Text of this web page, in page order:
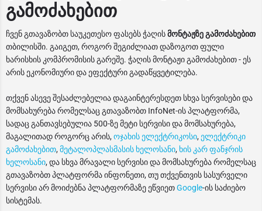
გამოძახებით
ჩვენ გთავაზობთ საუკეთესო ფასებს ჭაღისმონტაჟზე გამოძახებით
თბილისში. გაიგეთ, როგორ შეგიძლიათ დაზოგოთ ფული
ხარისხის კომპრომისის გარეშე. ჭაღის მონტაჟი გამოძახებით - ეს
არის ეკონომიური და ეფექტური გადაწყვეტილება.
თქვენ ასევე შესაძლებელია დაგაინტერესდეთ სხვა სერვისები და
მომსახურება რომელსაც გთავაზობთ InfoNet-ის პლატფორმა,
სადაც განთავსებულია 500-ზე მეტი სერვისი და მომსახურება,
მაგალითად როგორც არის, ოჯახის ელექტრიკოსი, ელექტრიკი
გამოძახებით, მეტალოპლასმასის ხელოსანი, ხის კარ ფანჯრის
ხელოსანი, და სხვა მრავალი სერვისი და მომსახურება რომელსაც
გთავაზობთ პლატფორმა ინფონეთი, თუ თქვენთვის სასურველი
სერვისი არ მოიძებნა პლატფორმაზე ეწვიეთGoogle-ის საძიებო
სისტემას.